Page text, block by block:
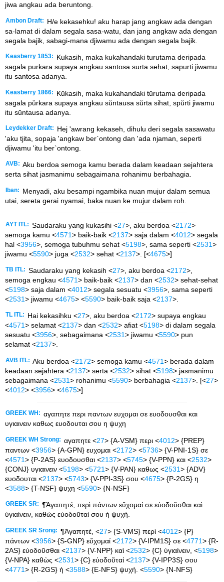
jiwa angkau ada beruntong.
Ambon Draft:
H/e kekasehku! aku harap jang angkaw ada dengan
sa-lamat di dalam segala sasa-watu, dan jang angkaw ada dengan
segala bajik, sabagi-mana djiwamu ada dengan segala bajik.
Keasberry 1853:
Kukasih, maka kukahandaki turutama deripada
sagala purkara supaya angkau santosa surta sehat, sapurti jiwamu
itu santosa adanya.
Keasberry 1866:
Kŭkasih, maka kukahandaki tŭrutama deripada
sagala pŭrkara supaya angkau sŭntausa sŭrta sihat, spŭrti jiwamu
itu sŭntausa adanya.
Leydekker Draft:
Hej 'awrang kekaseh, dihulu deri segala sasawatu
'aku tjita, sopaja 'angkaw ber`ontong dan 'ada njaman, seperti
djiwamu 'itu ber`ontong.
AVB: Aku berdoa semoga kamu berada dalam keadaan sejahtera
serta sihat jasmanimu sebagaimana rohanimu berbahagia.
Iban:
Menyadi, aku besampi ngambika nuan mujur dalam semua
utai, sereta gerai nyamai, baka nuan ke mujur dalam roh.
AYT ITL: Saudaraku yang kukasihi <27>, aku berdoa <2172>
semoga kamu <4571> baik-baik <2137> saja dalam <4012> segala
hal <3956>, semoga tubuhmu sehat <5198>, sama seperti <2531>
jiwamu <5590> juga <2532> sehat <2137>. [<4675>]
TB ITL: Saudaraku yang kekasih <27>, aku berdoa <2172>,
semoga engkau <4571> baik-baik <2137> dan <2532> sehat-sehat
<5198> saja dalam <4012> segala sesuatu <3956>, sama seperti
<2531> jiwamu <4675> <5590> baik-baik saja <2137>.
TL ITL: Hai kekasihku <27>, aku berdoa <2172> supaya engkau
<4571> selamat <2137> dan <2532> afiat <5198> di dalam segala
sesuatu <3956>, sebagaimana <2531> jiwamu <5590> pun
selamat <2137>.
AVB ITL: Aku berdoa <2172> semoga kamu <4571> berada dalam
keadaan sejahtera <2137> serta <2532> sihat <5198> jasmanimu
sebagaimana <2531> rohanimu <5590> berbahagia <2137>. [<27>
<4012> <3956> <4675>]
GREEK WH: αγαπητε περι παντων ευχομαι σε ευοδουσθαι και
υγιαινειν καθως ευοδουται σου η ψυχη
GREEK WH Strong: αγαπητε <27> {A-VSM} περι <4012> {PREP}
παντων <3956> {A-GPN} ευχομαι <2172> <5736> {V-PNI-1S} σε
<4571> {P-2AS} ευοδουσθαι <2137> <5745> {V-PPN} και <2532>
{CONJ} υγιαινειν <5198> <5721> {V-PAN} καθως <2531> {ADV}
ευοδουται <2137> <5743> {V-PPI-3S} σου <4675> {P-2GS} η
<3588> {T-NSF} ψυχη <5590> {N-NSF}
GREEK SR: ¶Ἀγαπητέ, περὶ πάντων εὔχομαί σε εὐοδοῦσθαι καὶ
ὑγιαίνειν, καθὼς εὐοδοῦταί σου ἡ ψυχή.
GREEK SR Srong: ¶Ἀγαπητέ, <27> {S-VMS} περὶ <4012> {P}
πάντων <3956> {S-GNP} εὔχομαί <2172> {V-IPM1S} σε <4771> {R-
2AS} εὐοδοῦσθαι <2137> {V-NPP} καὶ <2532> {C} ὑγιαίνειν, <5198>
{V-NPA} καθὼς <2531> {C} εὐοδοῦταί <2137> {V-IPP3S} σου
<4771> {R-2GS} ἡ <3588> {E-NFS} ψυχή. <5590> {N-NFS}